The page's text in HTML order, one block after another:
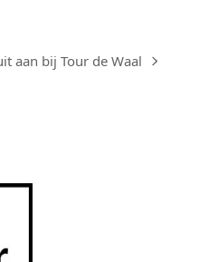
aan bij Tour de Waal